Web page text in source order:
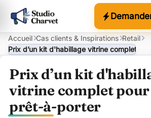
Accueil Cas clients & Inspirations Retail
Prix d’un kit d'habillage vitrine complet
Prix d’un kit
vitrine complet pour
prêt-à-porter